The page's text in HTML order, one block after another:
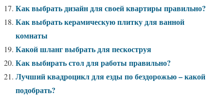
Как выбрать дизайн для своей квартиры правильно?
Как выбрать керамическую плитку для ванной
комнаты
Какой шланг выбрать для пескоструя
Как выбирать стол для работы правильно?
Лучший квадроцикл для езды по бездорожью – какой
подобрать?